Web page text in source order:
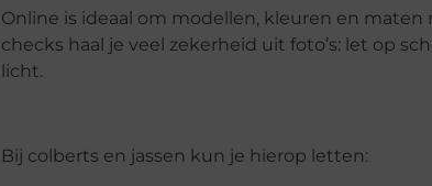
Online is ideaal om modellen, kleuren en
checks haal je veel zekerheid uit foto’s: let op
licht.
Bij colberts en jassen kun je hierop letten: